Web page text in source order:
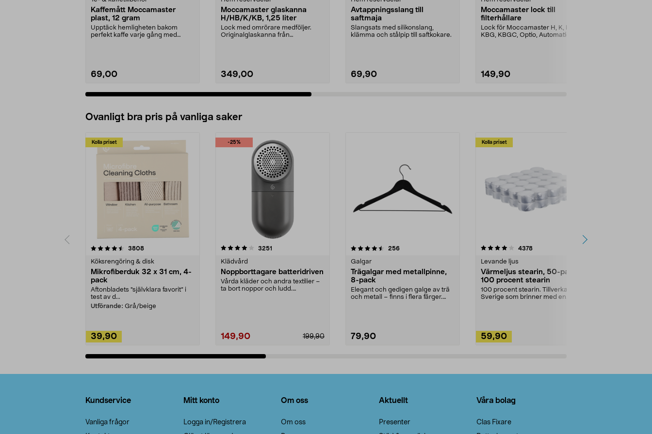
Kaffemått Moccamaster
plast, 12 gram
Upptäck hemligheten bakom
perfekt kaffe varje gång med
69,00
Moccamaster glaskanna
H/HB/K/KB, 1,25 liter
Lock med omrörare medföljer.
Originalglaskanna från
349,00
Avtappningsslang till
saftmaja
Slangsats med silikonslang,
klämma och stålpip till saftkokare.
69,90
Moccamaster lock till
filterhållare
Lock för Moccamaster H, K, KB,
KBG, KBGC, Optio, Automatic,
149,90
Ovanligt bra pris på vanliga saker
Kolla priset
3808recensioner
Köksrengöring & disk
Mikrofiberduk 32 x 31 cm, 4-
pack
Aftonbladets "självklara favorit” i
test av d...
Utförande: Grå/beige
39,90
-25%
4.0av 5 stjärnor 3251
Klädvård
Noppborttagare batteridriven
Vårda kläder och andra textilier –
ta bort noppor och ludd.
199,90
149,90
4.5av 5 stjärnor 256recensioner
Galgar
Trägalgar med metallpinne,
8-pack
Elegant och gedigen galge av trä
och metall – finns i flera färger.
79,90
Kolla priset
4.0av 5 stjärnor 4378recensioner
Levande ljus
Värmeljus stearin, 50-pack,
100 procent stearin
100 procent stearin. Tillverkade i
Sverige som brinner med en
59,90
4.5av 5 stjärnor
Kundservice
Vanliga frågor
Mitt konto
Logga in/Registrera
Om oss
Om oss
Aktuellt
Presenter
Våra bolag
Clas Fixare